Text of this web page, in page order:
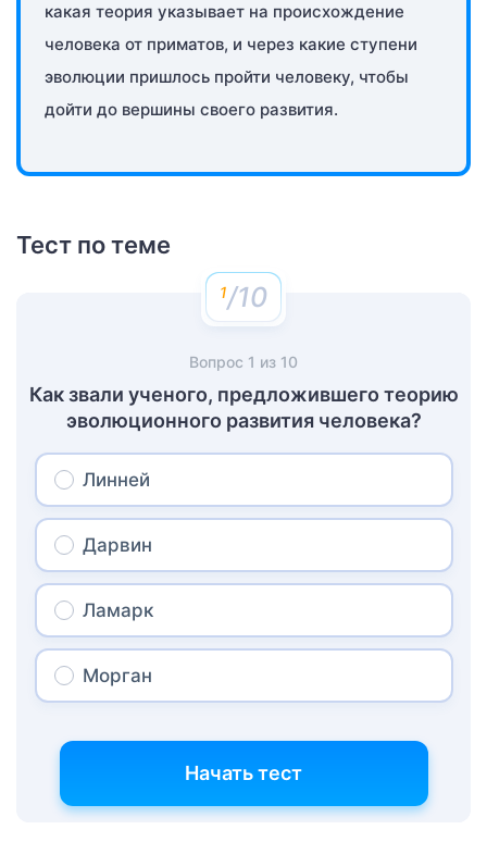
какая теория указывает на происхождение
человека от приматов, и через какие ступени
эволюции пришлось пройти человеку, чтобы
дойти до вершины своего развития.
Тест по теме
/10
Вопрос 1 из 10
Как звали ученого, предложившего теорию
эволюционного развития человека?
Линней
Дарвин
Ламарк
Морган
Начать тест